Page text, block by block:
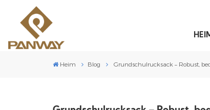
Heim Blog Grundschulrucksack – Robust,